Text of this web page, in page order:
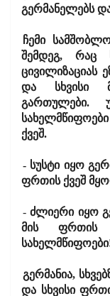
გერმანელებს
ჩემი
შემდეგ, რაც
ცივილიზაციას
და სხვისი
გართულები.
ქვეშ.
- სუსტი იყო
ფრთის ქვეშ
- ძლიერი იყო
მის ფრთის
გერმანია,
და სხვისი